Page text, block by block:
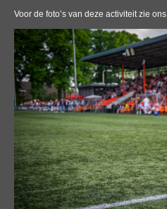
Voor de foto’s van deze activiteit zie ons